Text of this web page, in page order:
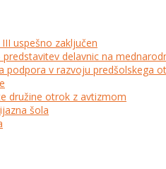
uspešno zaključen
delavnic na
podpora v razvoju predšolskega
družine otrok z avtizmom
šola